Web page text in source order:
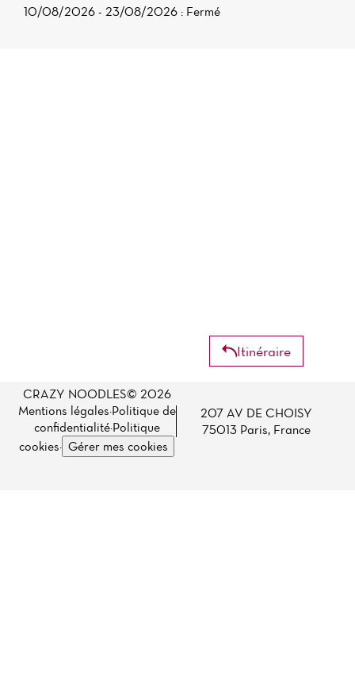
10/08/2026 - 23/08/2026 : Fermé
Itinéraire
CRAZY NOODLES© 2026
Mentions légales·Politique de
confidentialité·Politique
cookies· Gérer mes cookies
207 AV DE CHOISY
75013 Paris, France